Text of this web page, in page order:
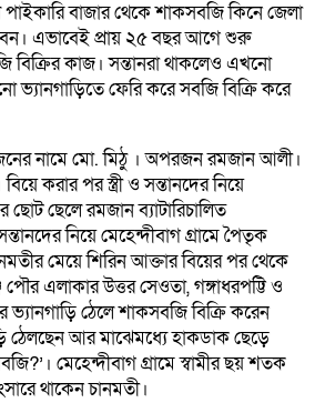
বাজার থেকে শাকসবজি কিনে জেলা
এভাবেই প্রায় ২৫ বছর আগে শুরু
বিক্রির কাজ। সন্তানরা থাকলেও এখনো
ফেরি করে সবজি বিক্রি করে
নামে মো. মিঠু । অপরজন রমজান আলী।
করার পর স্ত্রী ও সন্তানদের নিয়ে
ছেলে রমজান ব্যাটারিচালিত
নিয়ে মেহেন্দীবাগ গ্রামে পৈতৃক
মেয়ে শিরিন আক্তার বিয়ের পর থেকে
পৌর এলাকার উত্তর সেওতা, গঙ্গাধরপট্টি ও
ঠেলে শাকসবজি বিক্রি করেন
ঠেলছেন আর মাঝেমধ্যে হাকডাক ছেড়ে
মেহেন্দীবাগ গ্রামে স্বামীর ছয় শতক
থাকেন চানমতী।